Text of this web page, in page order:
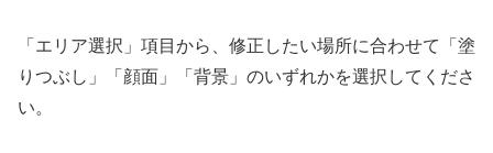
「エリア選択」項目から、修正したい場所に合わせて「塗
りつぶし」「顔面」「背景」のいずれかを選択してくださ
い。